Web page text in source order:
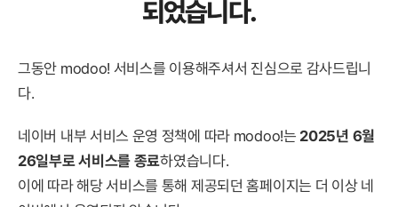
되었습니다.
그동안 modoo! 서비스를 이용해주셔서 진심으로 감사드립니
다.
네이버 내부 서비스 운영 정책에 따라 modoo!는 2025년 6월
26일부로 서비스를 종료하였습니다.
이에 따라 해당 서비스를 통해 제공되던 홈페이지는 더 이상 네